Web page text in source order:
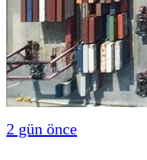
2 gün önce